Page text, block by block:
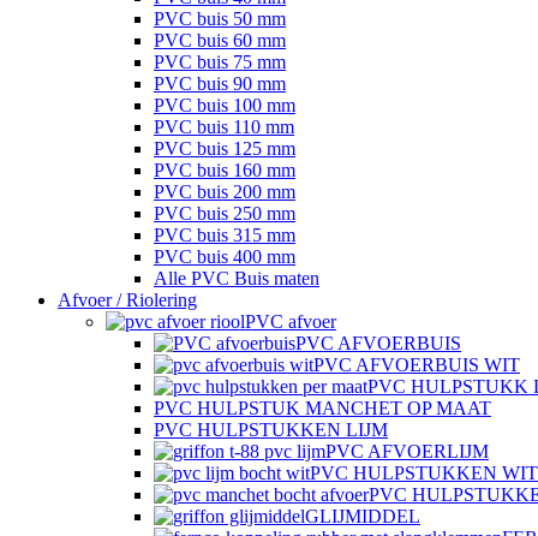
PVC buis 50 mm
PVC buis 60 mm
PVC buis 75 mm
PVC buis 90 mm
PVC buis 100 mm
PVC buis 110 mm
PVC buis 125 mm
PVC buis 160 mm
PVC buis 200 mm
PVC buis 250 mm
PVC buis 315 mm
PVC buis 400 mm
Alle PVC Buis maten
Afvoer / Riolering
PVC afvoer
PVC AFVOERBUIS
PVC AFVOERBUIS WIT
PVC HULPSTUKK
PVC HULPSTUK MANCHET OP MAAT
PVC HULPSTUKKEN LIJM
PVC AFVOERLIJM
PVC HULPSTUKKEN WIT
PVC
GLIJMIDDEL